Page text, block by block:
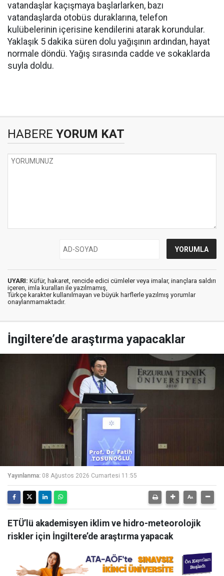
vatandaşlar kaçışmaya başlarlarken, bazı
vatandaşlarda otobüs duraklarına, telefon
kulübelerinin içerisine kendilerini atarak korundular.
Yaklaşık 5 dakika süren dolu yağışının ardından, hayat
normale döndü. Yağış sırasında cadde ve sokaklarda
suyla doldu.
HABERE YORUM KAT
UYARI: Küfür, hakaret, rencide edici cümleler veya imalar, inançlara saldırı
içeren, imla kuralları ile yazılmamış,
Türkçe karakter kullanılmayan ve büyük harflerle yazılmış yorumlar
onaylanmamaktadır.
İngiltere’de araştırma yapacaklar
Yayınlanma: 08 Ağustos 2026 Cumartesi 11:55
ETÜ’lü akademisyen iklim ve hidro-meteorolojik
riskler için İngiltere’de araştırma yapacak